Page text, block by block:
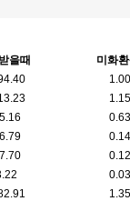
을때
미화